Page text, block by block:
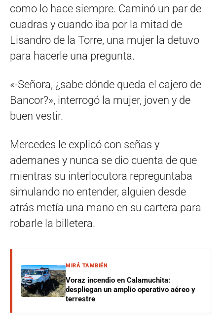
como lo hace siempre. Caminó un par de
cuadras y cuando iba por la mitad de
Lisandro de la Torre, una mujer la detuvo
para hacerle una pregunta.
«-Señora, ¿sabe dónde queda el cajero de
Bancor?», interrogó la mujer, joven y de
buen vestir.
Mercedes le explicó con señas y
ademanes y nunca se dio cuenta de que
mientras su interlocutora repreguntaba
simulando no entender, alguien desde
atrás metía una mano en su cartera para
robarle la billetera.
MIRÁ TAMBIÉN
Voraz incendio en Calamuchita:
despliegan un amplio operativo aéreo y
terrestre